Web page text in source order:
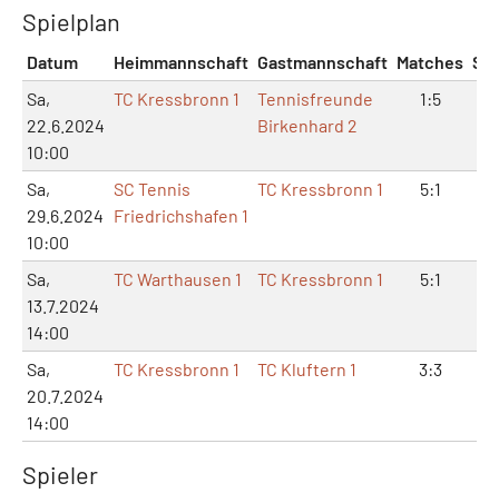
Spielplan
Datum Heimmannschaft Gastmannschaft Matches
Sa,
22.6.2024
10:00
TC Kressbronn 1
Tennisfreunde
Birkenhard 2
1:5
Sa,
29.6.2024
10:00
SC Tennis
Friedrichshafen 1
TC Kressbronn 1 5:1
Sa,
13.7.2024
14:00
TC Warthausen 1 TC Kressbronn 1 5:1
Sa,
20.7.2024
14:00
TC Kressbronn 1 TC Kluftern 1 3:3
Spieler